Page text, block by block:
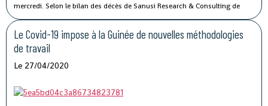
mercredi. Selon le bilan des décès de Sanusi Research & Consulting de
l’Union, qui regroupe la Côte d’Ivoire, la Guinée, le Libéria et la Sierra Leone,
73 personnes ont succombé au Covid-19.
Le Covid-19 impose à la Guinée de nouvelles méthodologies
de travail
Le 27/04/2020